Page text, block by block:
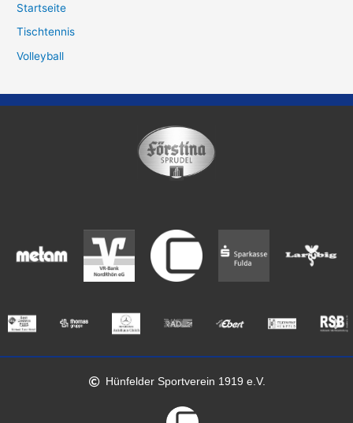
Startseite
Tischtennis
Volleyball
Hünfelder Sportverein 1919 e.V.